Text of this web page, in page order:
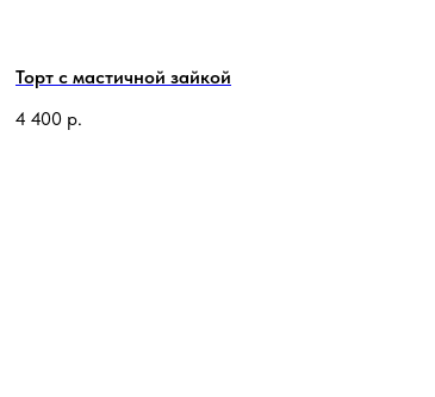
Торт с мастичной зайкой
4 400 р.